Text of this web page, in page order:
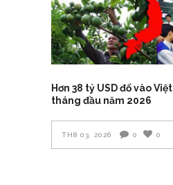
Hơn 38 tỷ USD đổ vào
tháng đầu năm 2026
TH8 03, 2026 0 0